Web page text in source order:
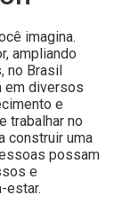
imagina.
ampliando
no Brasil
em diversos
e
trabalhar no
construir uma
possam
e
estar.